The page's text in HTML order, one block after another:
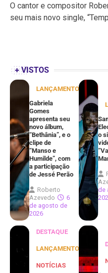
O cantor e compositor
seu mais novo single,
+ VISTOS
LANÇAMENTOS
Gabriela
Gomes
apresenta seu
novo álbum,
“Bethânia”, e o
clipe de
“Manso e
Humilde”, com
a participação
de Jessé Perão
Roberto
Azevedo
6
de agosto de
2026
o
de
DESTAQUE
LANÇAMENTOS
NOTÍCIAS